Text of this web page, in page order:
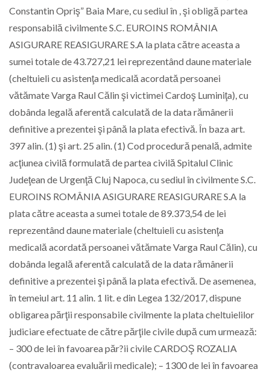
Constantin Opriş” Baia Mare, cu sediul în , şi obligă partea
responsabilă civilmente S.C. EUROINS ROMÂNIA
ASIGURARE REASIGURARE S.A la plata către aceasta a
sumei totale de 43.727,21 lei reprezentând daune materiale
(cheltuieli cu asistenţa medicală acordată persoanei
vătămate Varga Raul Călin şi victimei Cardoş Luminiţa), cu
dobânda legală aferentă calculată de la data rămânerii
definitive a prezentei şi până la plata efectivă. În baza art.
397 alin. (1) şi art. 25 alin. (1) Cod procedură penală, admite
acţiunea civilă formulată de partea civilă Spitalul Clinic
Judeţean de Urgenţă Cluj Napoca, cu sediul în civilmente S.C.
EUROINS ROMÂNIA ASIGURARE REASIGURARE S.A la
plata către aceasta a sumei totale de 89.373,54 de lei
reprezentând daune materiale (cheltuieli cu asistenţa
medicală acordată persoanei vătămate Varga Raul Călin), cu
dobânda legală aferentă calculată de la data rămânerii
definitive a prezentei şi până la plata efectivă. De asemenea,
în temeiul art. 11 alin. 1 lit. e din Legea 132/2017, dispune
obligarea părţii responsabile civilmente la plata cheltuielilor
judiciare efectuate de către părţile civile după cum urmează:
– 300 de lei în favoarea păr?ii civile CARDOŞ ROZALIA
(contravaloarea evaluării medicale); – 1300 de lei în favoarea